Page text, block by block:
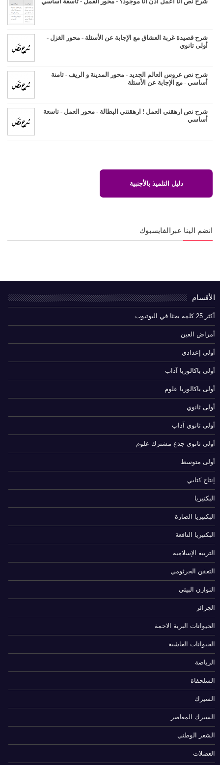
شرح قصيدة غربة العشاق مع الإجابة عن الأسئلة - محور الغزل -
أولى ثانوي
شرح نص عروس العالم الجديد - محور المدينة و الريف - ثامنة
أساسي - مع الإجابة عن الأسئلة
شرح نص ارهقني العمل ! ارهقتني البطالة - محور العمل - تاسعة
أساسي
دليل التلميذ بالأجنبية
انضم الينا عبرالفايسبوك
الأقسام
أكثر 25 كلمة بحثا في اليوتيوب
أمراض العين
أولى إعدادي
أولى باكالوريا آداب
أولى باكالوريا علوم
أولى ثانوي
أولى ثانوي آداب
أولى ثانوي جذع مشترك علوم
أولى متوسط
إنتاج كتابي
البكتيريا
البكتيريا الضارة
البكتيريا النافعة
التربية الإسلامية
التعفن الجرثومي
التوازن البيئي
الجزائر
الحيوانات البرية الاحمة
الحيوانات العاشبة
الرياضة
السلحفاة
السيرك
السيرك المعاصر
الشعر الوطني
العضلات